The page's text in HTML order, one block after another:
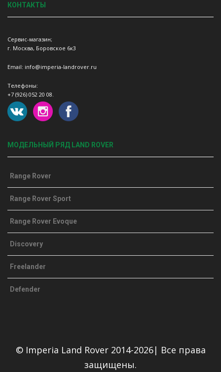
КОНТАКТЫ
Сервис-магазин;
г. Москва, Боровское 6к3
Email: info@imperia-landrover.ru
Телефоны:
+7 (926) 052 20 08.
МОДЕЛЬНЫЙ РЯД LAND ROVER
Range Rover
Range Rover Sport
Range Rover Evoque
Discovery
Freelander
Defender
© Imperia Land Rover 2014-2026| Все права
защищены.